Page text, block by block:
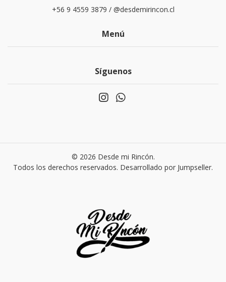
+56 9 4559 3879 / @desdemirincon.cl
Menú
Síguenos
© 2026 Desde mi Rincón.
Todos los derechos reservados. Desarrollado por Jumpseller.